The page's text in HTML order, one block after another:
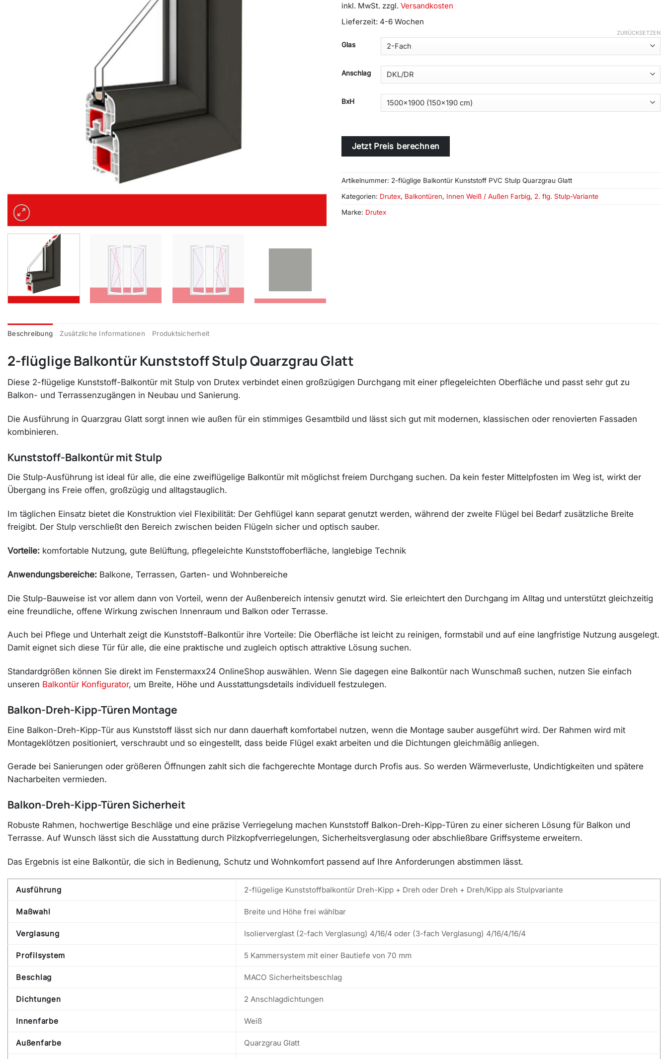
inkl. MwSt. zzgl. Versandkosten
Lieferzeit: 4-6 Wochen
Glas
Anschlag
BxH
ZURÜCKSETZEN
Alternative:
Jetzt Preis berechnen
Artikelnummer: 2-flüglige Balkontür Kunststoff PVC Stulp Quarzgrau Glatt
Kategorien: Drutex, Balkontüren, Innen Weiß / Außen Farbig, 2. flg. Stulp-Variante
Marke: Drutex
Beschreibung Zusätzliche Informationen Produktsicherheit
2-flüglige Balkontür Kunststoff Stulp Quarzgrau Glatt
Diese 2-flügelige Kunststoff-Balkontür mit Stulp von Drutex verbindet einen großzügigen Durchgang mit einer pflegeleichten Oberfläche und passt sehr gut zu
Balkon- und Terrassenzugängen in Neubau und Sanierung.
Die Ausführung in Quarzgrau Glatt sorgt innen wie außen für ein stimmiges Gesamtbild und lässt sich gut mit modernen, klassischen oder renovierten Fassaden
kombinieren.
Kunststoff-Balkontür mit Stulp
Die Stulp-Ausführung ist ideal für alle, die eine zweiflügelige Balkontür mit möglichst freiem Durchgang suchen. Da kein fester Mittelpfosten im Weg ist, wirkt der
Übergang ins Freie offen, großzügig und alltagstauglich.
Im täglichen Einsatz bietet die Konstruktion viel Flexibilität: Der Gehflügel kann separat genutzt werden, während der zweite Flügel bei Bedarf zusätzliche Breite
freigibt. Der Stulp verschließt den Bereich zwischen beiden Flügeln sicher und optisch sauber.
Vorteile: komfortable Nutzung, gute Belüftung, pflegeleichte Kunststoffoberfläche, langlebige Technik
Anwendungsbereiche: Balkone, Terrassen, Garten- und Wohnbereiche
Die Stulp-Bauweise ist vor allem dann von Vorteil, wenn der Außenbereich intensiv genutzt wird. Sie erleichtert den Durchgang im Alltag und unterstützt gleichzeitig
eine freundliche, offene Wirkung zwischen Innenraum und Balkon oder Terrasse.
Auch bei Pflege und Unterhalt zeigt die Kunststoff-Balkontür ihre Vorteile: Die Oberfläche ist leicht zu reinigen, formstabil und auf eine langfristige Nutzung ausgelegt.
Damit eignet sich diese Tür für alle, die eine praktische und zugleich optisch attraktive Lösung suchen.
Standardgrößen können Sie direkt im Fenstermaxx24 OnlineShop auswählen. Wenn Sie dagegen eine Balkontür nach Wunschmaß suchen, nutzen Sie einfach
unseren Balkontür Konfigurator, um Breite, Höhe und Ausstattungsdetails individuell festzulegen.
Balkon-Dreh-Kipp-Türen Montage
Eine Balkon-Dreh-Kipp-Tür aus Kunststoff lässt sich nur dann dauerhaft komfortabel nutzen, wenn die Montage sauber ausgeführt wird. Der Rahmen wird mit
Montageklötzen positioniert, verschraubt und so eingestellt, dass beide Flügel exakt arbeiten und die Dichtungen gleichmäßig anliegen.
Gerade bei Sanierungen oder größeren Öffnungen zahlt sich die fachgerechte Montage durch Profis aus. So werden Wärmeverluste, Undichtigkeiten und spätere
Nacharbeiten vermieden.
Balkon-Dreh-Kipp-Türen Sicherheit
Robuste Rahmen, hochwertige Beschläge und eine präzise Verriegelung machen Kunststoff Balkon-Dreh-Kipp-Türen zu einer sicheren Lösung für Balkon und
Terrasse. Auf Wunsch lässt sich die Ausstattung durch Pilzkopfverriegelungen, Sicherheitsverglasung oder abschließbare Griffsysteme erweitern.
Das Ergebnis ist eine Balkontür, die sich in Bedienung, Schutz und Wohnkomfort passend auf Ihre Anforderungen abstimmen lässt.
Ausführung 2-flügelige Kunststoffbalkontür Dreh-Kipp + Dreh oder Dreh + Dreh/Kipp als Stulpvariante
Maßwahl Breite und Höhe frei wählbar
Verglasung Isolierverglast (2-fach Verglasung) 4/16/4 oder (3-fach Verglasung) 4/16/4/16/4
Profilsystem 5 Kammersystem mit einer Bautiefe von 70 mm
Beschlag MACO Sicherheitsbeschlag
Dichtungen 2 Anschlagdichtungen
Innenfarbe Weiß
Außenfarbe Quarzgrau Glatt